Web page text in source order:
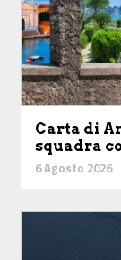
Carta di
squadra
6 Agosto 2026